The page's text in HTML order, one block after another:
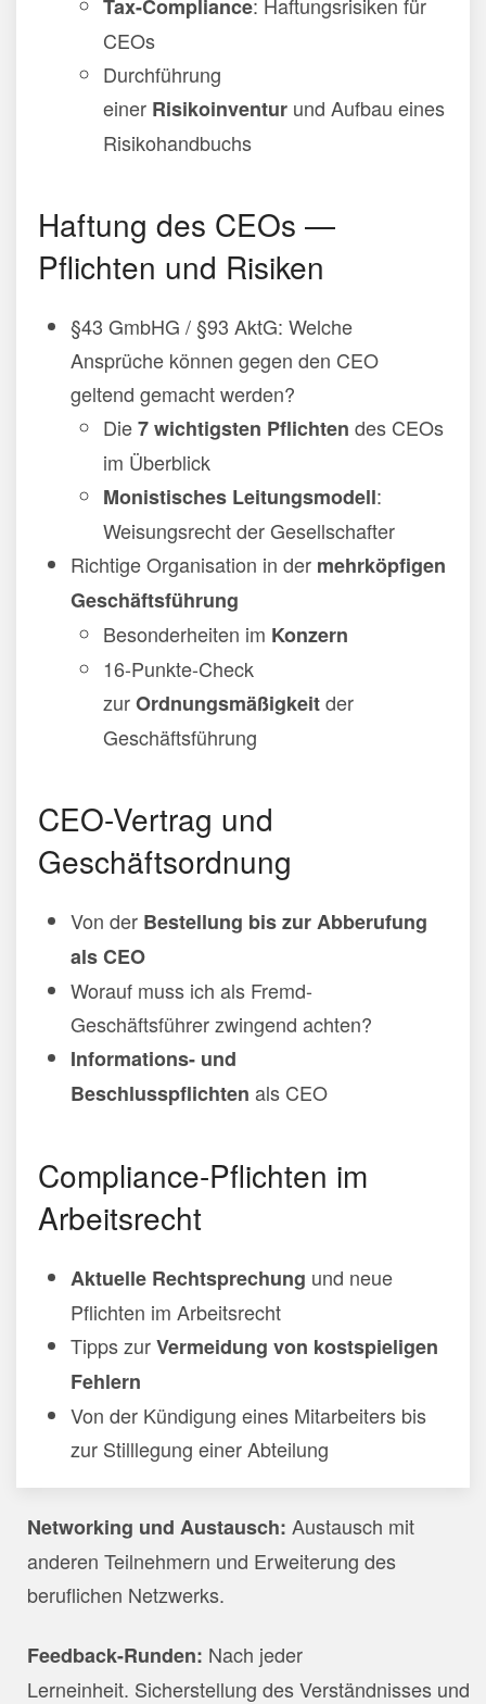
Tax-Compliance
CEOs
Durchführung
einer Risikoinventur und Aufbau eines
Risikohandbuchs
Haftung des CEOs —
Pflichten und Risiken
§43 GmbHG / §93 AktG: Welche
Ansprüche können gegen den CEO
geltend gemacht werden?
Die7 wichtigsten Pflichten des CEOs
im Überblick
Monistisches Leitungsmodell:
Weisungsrecht der Gesellschafter
Richtige Organisation in der mehrköpfigen
Geschäftsführung
Besonderheiten im Konzern
16-Punkte-Check
zurOrdnungsmäßigkeitder
Geschäftsführung
CEO-Vertrag und
Geschäftsordnung
Von der Bestellung bis zur Abberufung
als CEO
Worauf muss ich als Fremd-
Geschäftsführer zwingend achten?
Informations- und
Beschlusspflichten als CEO
Compliance-Pflichten im
Arbeitsrecht
Aktuelle Rechtsprechung und neue
Pflichten im Arbeitsrecht
Tipps zurVermeidung von kostspieligen
Fehlern
Von der Kündigung eines Mitarbeiters bis
zur Stilllegung einer Abteilung
Networking und Austausch: Austausch mit
anderen Teilnehmern und Erweiterung des
beruflichen Netzwerks.
Feedback-Runden: Nach jeder
Lerneinheit. Sicherstellung des Verständnisses und